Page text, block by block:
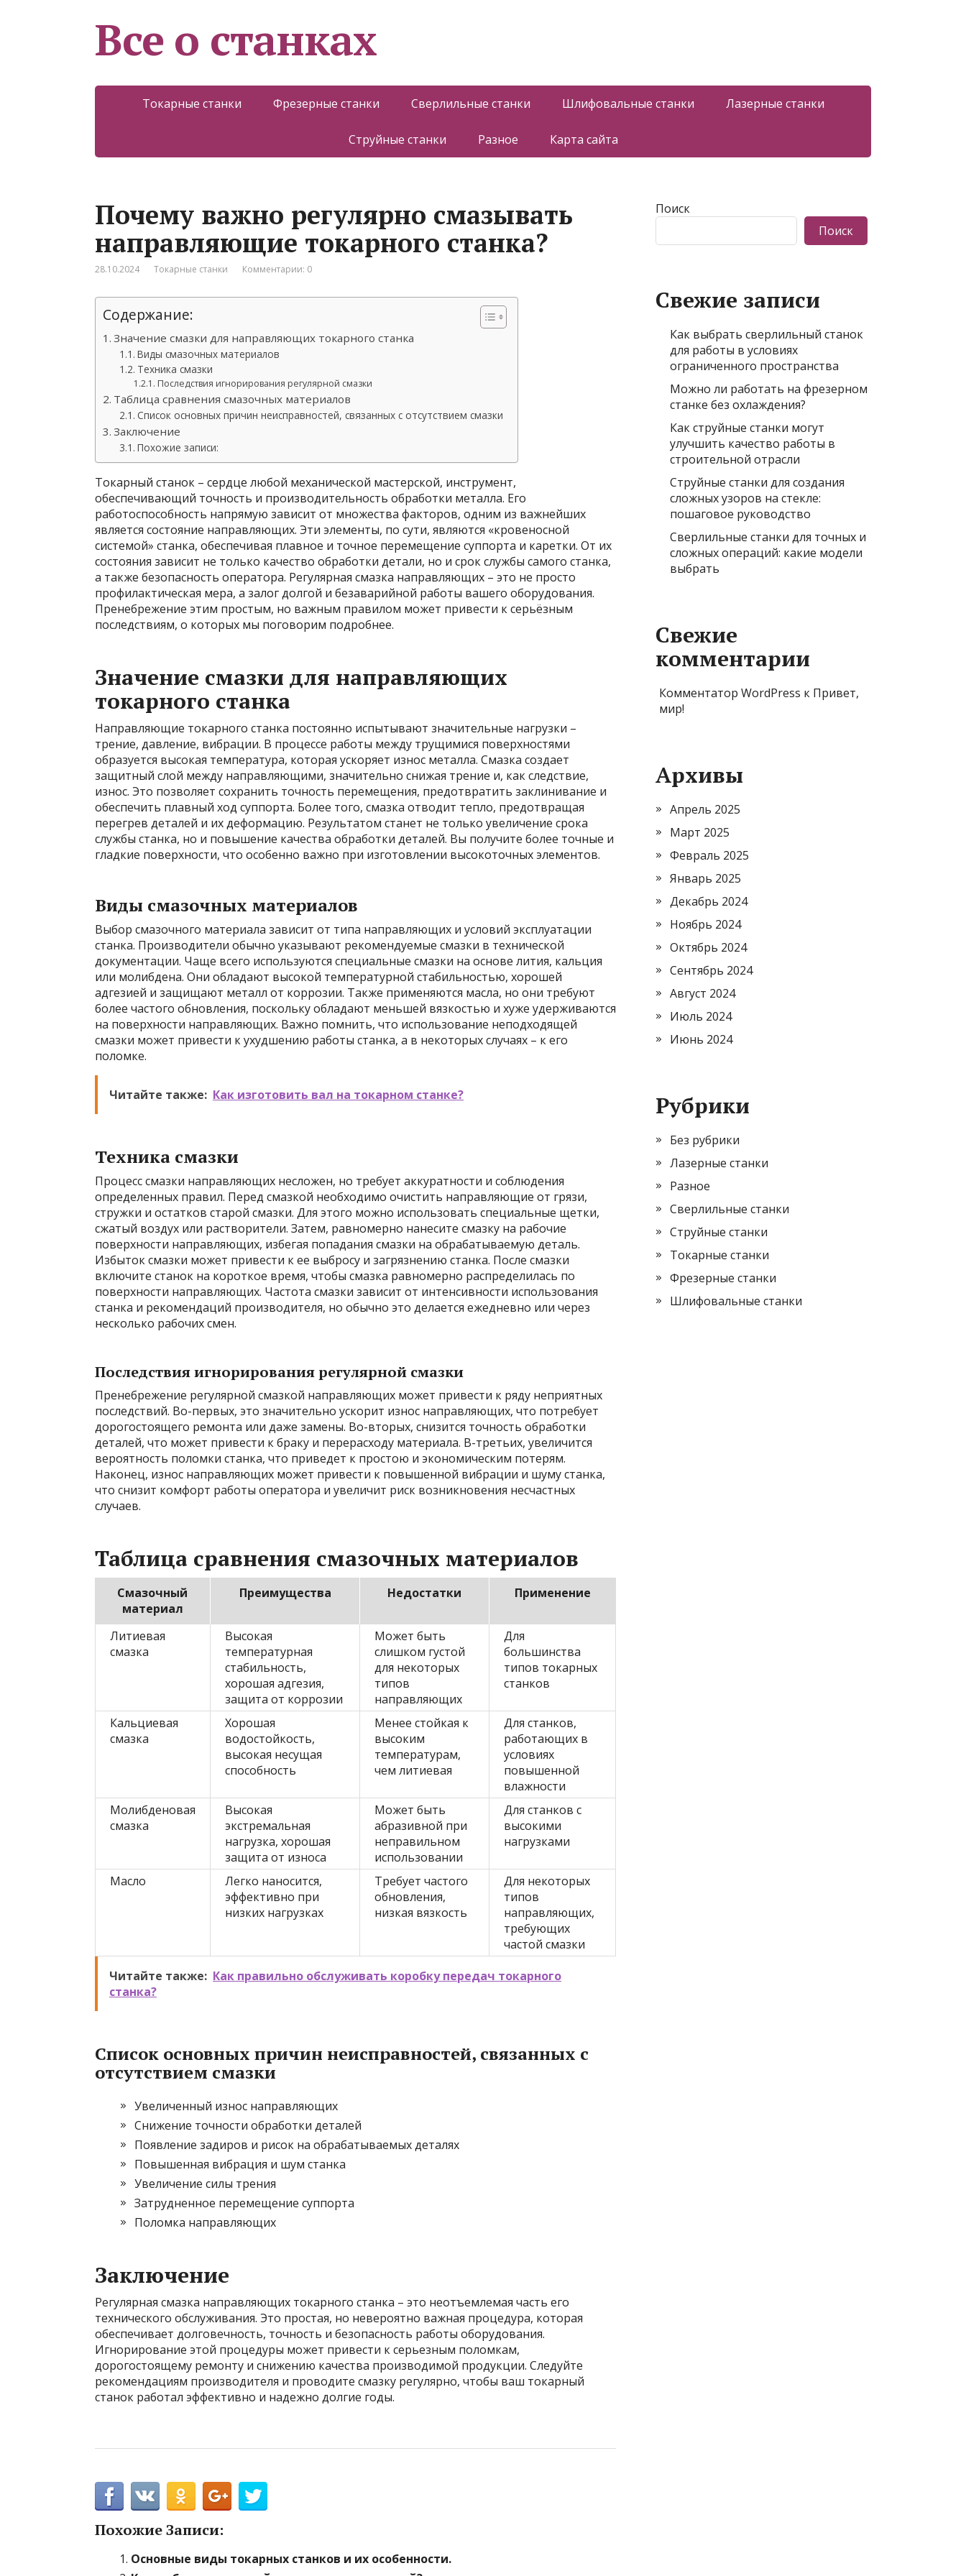
Все о станках
Токарные станки Фрезерные станки Сверлильные станки Шлифовальные станки Лазерные станки
Струйные станки Разное Карта сайта
Почему важно регулярно смазывать
направляющие токарного станка?
28.10.2024 Токарные станки Комментарии: 0
Содержание:
Значение смазки для направляющих токарного станка
Виды смазочных материалов
Техника смазки
Последствия игнорирования регулярной смазки
Таблица сравнения смазочных материалов
Список основных причин неисправностей, связанных с отсутствием смазки
Заключение
Похожие записи:
Токарный станок – сердце любой механической мастерской, инструмент,
обеспечивающий точность и производительность обработки металла. Его
работоспособность напрямую зависит от множества факторов, одним из важнейших
является состояние направляющих. Эти элементы, по сути, являются «кровеносной
системой» станка, обеспечивая плавное и точное перемещение суппорта и каретки. От их
состояния зависит не только качество обработки детали, но и срок службы самого станка,
а также безопасность оператора. Регулярная смазка направляющих – это не просто
профилактическая мера, а залог долгой и безаварийной работы вашего оборудования.
Пренебрежение этим простым, но важным правилом может привести к серьёзным
последствиям, о которых мы поговорим подробнее.
Значение смазки для направляющих
токарного станка
Направляющие токарного станка постоянно испытывают значительные нагрузки –
трение, давление, вибрации. В процессе работы между трущимися поверхностями
образуется высокая температура, которая ускоряет износ металла. Смазка создает
защитный слой между направляющими, значительно снижая трение и, как следствие,
износ. Это позволяет сохранить точность перемещения, предотвратить заклинивание и
обеспечить плавный ход суппорта. Более того, смазка отводит тепло, предотвращая
перегрев деталей и их деформацию. Результатом станет не только увеличение срока
службы станка, но и повышение качества обработки деталей. Вы получите более точные и
гладкие поверхности, что особенно важно при изготовлении высокоточных элементов.
Виды смазочных материалов
Выбор смазочного материала зависит от типа направляющих и условий эксплуатации
станка. Производители обычно указывают рекомендуемые смазки в технической
документации. Чаще всего используются специальные смазки на основе лития, кальция
или молибдена. Они обладают высокой температурной стабильностью, хорошей
адгезией и защищают металл от коррозии. Также применяются масла, но они требуют
более частого обновления, поскольку обладают меньшей вязкостью и хуже удерживаются
на поверхности направляющих. Важно помнить, что использование неподходящей
смазки может привести к ухудшению работы станка, а в некоторых случаях – к его
поломке.
Читайте также: Как изготовить вал на токарном станке?
Техника смазки
Процесс смазки направляющих несложен, но требует аккуратности и соблюдения
определенных правил. Перед смазкой необходимо очистить направляющие от грязи,
стружки и остатков старой смазки. Для этого можно использовать специальные щетки,
сжатый воздух или растворители. Затем, равномерно нанесите смазку на рабочие
поверхности направляющих, избегая попадания смазки на обрабатываемую деталь.
Избыток смазки может привести к ее выбросу и загрязнению станка. После смазки
включите станок на короткое время, чтобы смазка равномерно распределилась по
поверхности направляющих. Частота смазки зависит от интенсивности использования
станка и рекомендаций производителя, но обычно это делается ежедневно или через
несколько рабочих смен.
Последствия игнорирования регулярной смазки
Пренебрежение регулярной смазкой направляющих может привести к ряду неприятных
последствий. Во-первых, это значительно ускорит износ направляющих, что потребует
дорогостоящего ремонта или даже замены. Во-вторых, снизится точность обработки
деталей, что может привести к браку и перерасходу материала. В-третьих, увеличится
вероятность поломки станка, что приведет к простою и экономическим потерям.
Наконец, износ направляющих может привести к повышенной вибрации и шуму станка,
что снизит комфорт работы оператора и увеличит риск возникновения несчастных
случаев.
Таблица сравнения смазочных материалов
Смазочный
материал
Преимущества Недостатки Применение
Литиевая
смазка
Высокая
температурная
стабильность,
хорошая адгезия,
защита от коррозии
Может быть
слишком густой
для некоторых
типов
направляющих
Для
большинства
типов токарных
станков
Кальциевая
смазка
Хорошая
водостойкость,
высокая несущая
способность
Менее стойкая к
высоким
температурам,
чем литиевая
Для станков,
работающих в
условиях
повышенной
влажности
Молибденовая
смазка
Высокая
экстремальная
нагрузка, хорошая
защита от износа
Может быть
абразивной при
неправильном
использовании
Для станков с
высокими
нагрузками
Масло
Легко наносится,
эффективно при
низких нагрузках
Требует частого
обновления,
низкая вязкость
Для некоторых
типов
направляющих,
требующих
частой смазки
Читайте также: Как правильно обслуживать коробку передач токарного
станка?
Список основных причин неисправностей, связанных с
отсутствием смазки
Увеличенный износ направляющих
Снижение точности обработки деталей
Появление задиров и рисок на обрабатываемых деталях
Повышенная вибрация и шум станка
Увеличение силы трения
Затрудненное перемещение суппорта
Поломка направляющих
Заключение
Регулярная смазка направляющих токарного станка – это неотъемлемая часть его
технического обслуживания. Это простая, но невероятно важная процедура, которая
обеспечивает долговечность, точность и безопасность работы оборудования.
Игнорирование этой процедуры может привести к серьезным поломкам,
дорогостоящему ремонту и снижению качества производимой продукции. Следуйте
рекомендациям производителя и проводите смазку регулярно, чтобы ваш токарный
станок работал эффективно и надежно долгие годы.
Похожие Записи:
Основные виды токарных станков и их особенности.
Поиск
Поиск
Свежие записи
Как выбрать сверлильный станок
для работы в условиях
ограниченного пространства
Можно ли работать на фрезерном
станке без охлаждения?
Как струйные станки могут
улучшить качество работы в
строительной отрасли
Струйные станки для создания
сложных узоров на стекле:
пошаговое руководство
Сверлильные станки для точных и
сложных операций: какие модели
выбрать
Свежие
комментарии
Комментатор WordPress к Привет,
мир!
Архивы
Апрель 2025
Март 2025
Февраль 2025
Январь 2025
Декабрь 2024
Ноябрь 2024
Октябрь 2024
Сентябрь 2024
Август 2024
Июль 2024
Июнь 2024
Рубрики
Без рубрики
Лазерные станки
Разное
Сверлильные станки
Струйные станки
Токарные станки
Фрезерные станки
Шлифовальные станки